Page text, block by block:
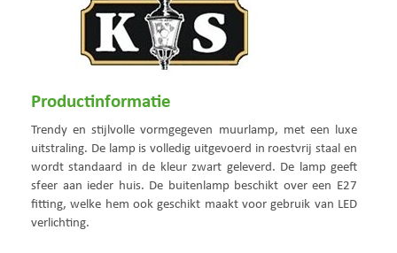
Productinformatie
Trendy en stijlvolle vormgegeven muurlamp, met een luxe
uitstraling. De lamp is volledig uitgevoerd in roestvrij staal en
wordt standaard in de kleur zwart geleverd. De lamp geeft
sfeer aan ieder huis. De buitenlamp beschikt over een E27
fitting, welke hem ook geschikt maakt voor gebruik van LED
verlichting.